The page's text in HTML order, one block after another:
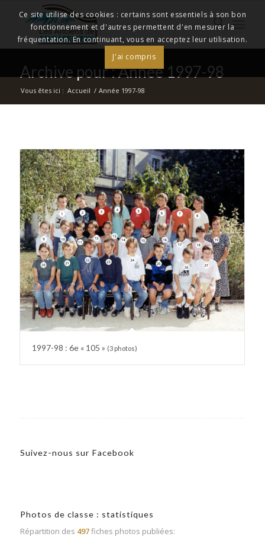
Archive pour : Année 1997-98
Vous êtes ici : Accueil / Année 1997-98
1997-98 : 6e « 105 » (3 photos)
Suivez-nous sur Facebook
Photos de classe : statistiques
Répartition des 497fiches photos publiées:
Ce site utilise des cookies : certains sont essentiels à son bon
fonctionnement et d'autres permettent d'en mesurer la
fréquentation. En continuant, vous en acceptez leur utilisation.
J'ai compris